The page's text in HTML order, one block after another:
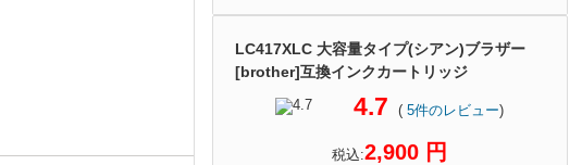
LC417XLC 大容量タイプ(シアン)ブラザー
[brother]互換インクカートリッジ
4.7 ( 5件のレビュー)
税込:2,900 円